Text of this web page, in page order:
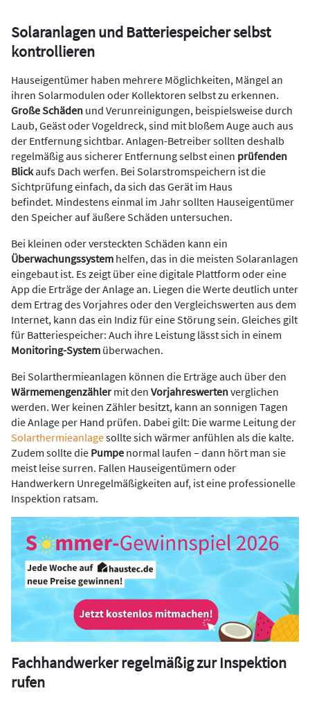
Solaranlagen und Batteriespeicher selbst
kontrollieren
Hauseigentümer haben mehrere Möglichkeiten, Mängel an
ihren Solarmodulen oder Kollektoren selbst zu erkennen.
Große Schäden und Verunreinigungen, beispielsweise durch
Laub, Geäst oder Vogeldreck, sind mit bloßem Auge auch aus
der Entfernung sichtbar. Anlagen-Betreiber sollten deshalb
regelmäßig aus sicherer Entfernung selbst einen prüfenden
Blickaufs Dach werfen. Bei Solarstromspeichern ist die
Sichtprüfung einfach, da sich das Gerät im Haus
befindet. Mindestens einmal im Jahr sollten Hauseigentümer
den Speicher auf äußere Schäden untersuchen.
Bei kleinen oder versteckten Schäden kann ein
Überwachungssystem helfen, das in die meisten Solaranlagen
eingebaut ist. Es zeigt über eine digitale Plattform oder eine
App die Erträge der Anlage an. Liegen die Werte deutlich unter
dem Ertrag des Vorjahres oder den Vergleichswerten aus dem
Internet, kann das ein Indiz für eine Störung sein. Gleiches gilt
für Batteriespeicher: Auch ihre Leistung lässt sich in einem
Monitoring-System überwachen.
Bei Solarthermieanlagen können die Erträge auch über den
Wärmemengenzählermit den Vorjahreswertenverglichen
werden. Wer keinen Zähler besitzt, kann an sonnigen Tagen
die Anlage per Hand prüfen. Dabei gilt: Die warme Leitung der
Solarthermieanlagesollte sich wärmer anfühlen als die kalte.
Zudem sollte die Pumpe normal laufen – dann hört man sie
meist leise surren. Fallen Hauseigentümern oder
Handwerkern Unregelmäßigkeiten auf, ist eine professionelle
Inspektion ratsam.
Fachhandwerker regelmäßig zur Inspektion
rufen